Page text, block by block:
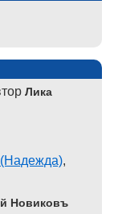
Лика
,
Новиковъ